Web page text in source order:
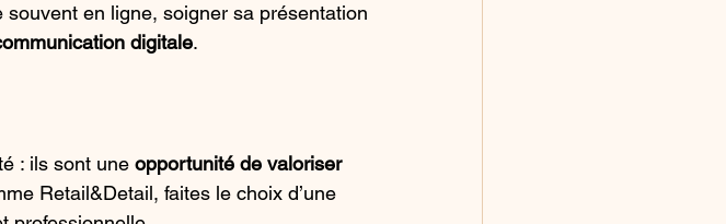
en ligne, soigner sa présentation
digitale.
: ils sont une opportunité de valoriser
Retail&Detail, faites le choix d’une